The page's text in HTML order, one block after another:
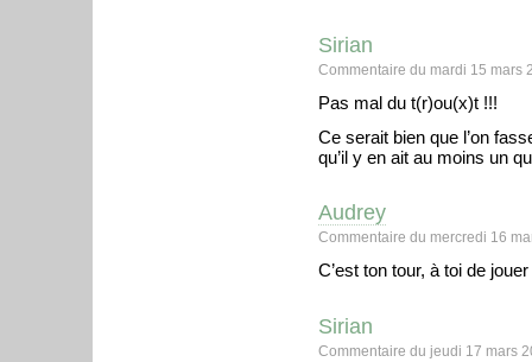
Sirian
Commentaire du mardi 15 mars
Pas mal du t(r)ou(x)t !!!
Ce serait bien que l’on
qu’il y en ait au moins un
Audrey
Commentaire du mercredi 16
C’est ton tour, à toi de
Sirian
Commentaire du jeudi 17 mars